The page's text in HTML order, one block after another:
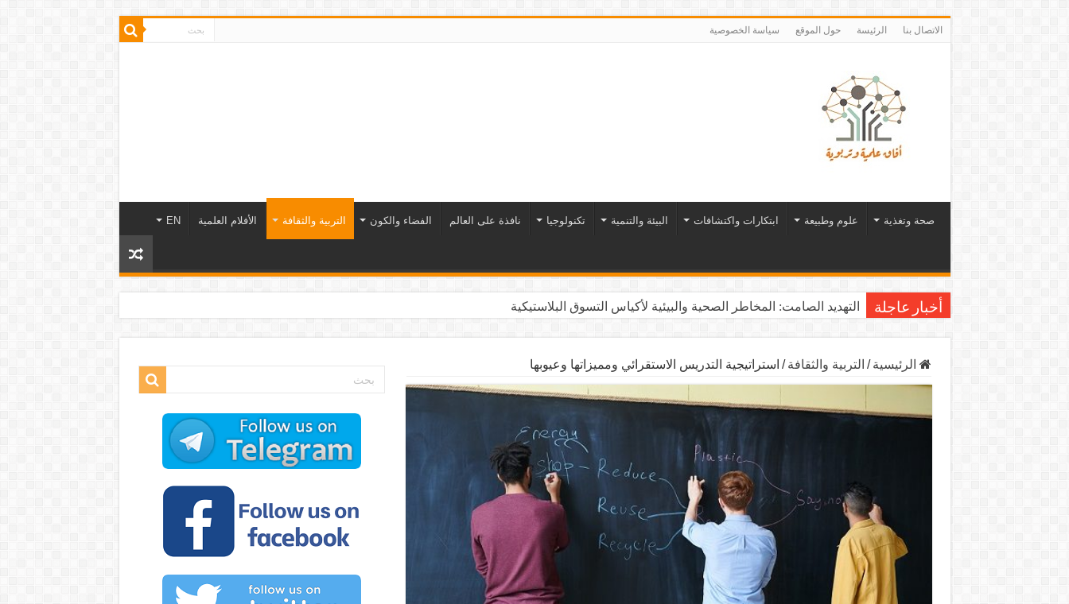
الاتصال بنا الرئيسة حول الموقع سياسة الخصوصية
صحة وتغذية علوم وطبيعة ابتكارات واكتشافات البيئة والتنمية تكنولوجيا نافذة على العالم الفضاء والكون التربية والثقافة الأفلام العلمية EN
أخبار عاجلة التهديد الصامت: المخاطر الصحية والبيئية لأكياس التسوق البلاستيكية
الرئيسية / التربية والثقافة / استراتيجية التدريس الاستقرائي ومميزاتها وعيوبها